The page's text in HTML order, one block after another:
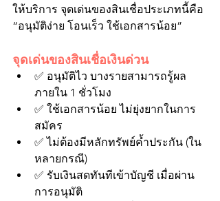
ให้บริการ จุดเด่นของสินเชื่อประเภทนี้คือ
“อนุมัติง่าย โอนเร็ว ใช้เอกสารน้อย”
จุดเด่นของสินเชื่อเงินด่วน
✅ อนุมัติไว บางรายสามารถรู้ผล
ภายใน 1 ชั่วโมง
✅ ใช้เอกสารน้อย ไม่ยุ่งยากในการ
สมัคร
✅ ไม่ต้องมีหลักทรัพย์ค้ำประกัน (ใน
หลายกรณี)
✅ รับเงินสดทันทีเข้าบัญชี เมื่อผ่าน
การอนุมัติ